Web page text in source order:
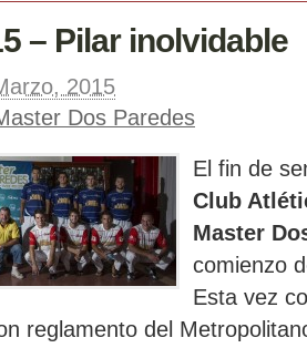
– Pilar inolvidable
2015
Dos Paredes
El fin de
Club
Master
comienzo
Esta vez
reglamento del